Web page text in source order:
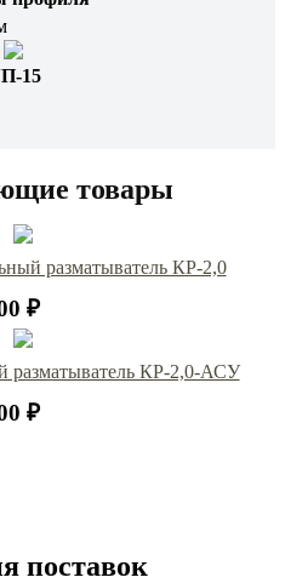
15
товары
разматыватель КР-2,0
₽
разматыватель КР-2,0-АСУ
₽
поставок